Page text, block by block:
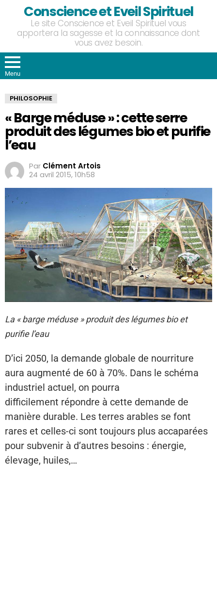
Conscience et Eveil Spirituel
Le site Conscience et Eveil Spirituel vous
apportera la sagesse et la connaissance dont
vous avez besoin.
Menu
PHILOSOPHIE
« Barge méduse » : cette serre
produit des légumes bio et purifie
l’eau
Par Clément Artois
24 avril 2015, 10h58
La « barge méduse » produit des légumes bio et
purifie l’eau
D’ici 2050, la demande globale de nourriture
aura augmenté de 60 à 70%. Dans le schéma
industriel actuel, on pourra
difficilement répondre à cette demande de
manière durable. Les terres arables se font
rares et celles-ci sont toujours plus accaparées
pour subvenir à d’autres besoins : énergie,
élevage, huiles,…